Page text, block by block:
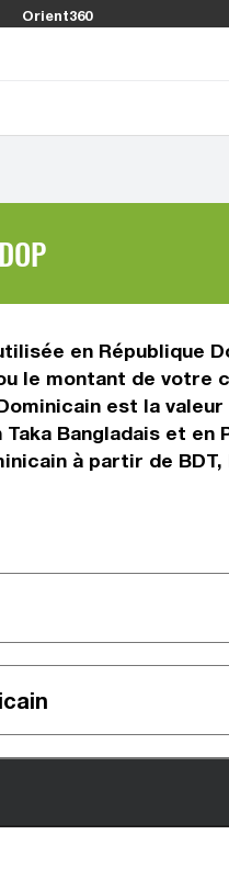
Orient360
en République
le montant de votre
est la
Bangladais et en
à partir de BDT,